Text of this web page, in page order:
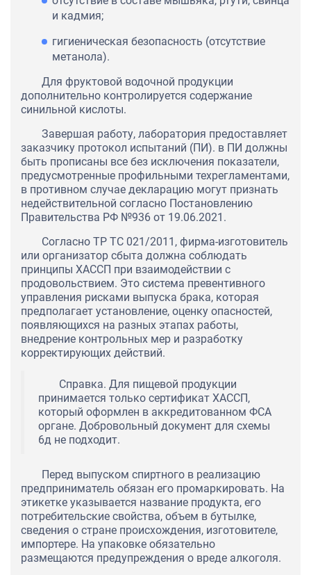
и кадмия;
гигиеническая безопасность (отсутствие
метанола).
Для фруктовой водочной продукции
дополнительно контролируется содержание
синильной кислоты.
Завершая работу, лаборатория предоставляет
заказчику протокол испытаний (ПИ). в ПИ должны
быть прописаны все без исключения показатели,
предусмотренные профильными техрегламентами,
в противном случае декларацию могут признать
недействительной согласно Постановлению
Правительства РФ №936 от 19.06.2021.
Согласно ТР ТС 021/2011, фирма-изготовитель
или организатор сбыта должна соблюдать
принципы ХАССП при взаимодействии с
продовольствием. Это система превентивного
управления рисками выпуска брака, которая
предполагает установление, оценку опасностей,
появляющихся на разных этапах работы,
внедрение контрольных мер и разработку
корректирующих действий.
Справка. Для пищевой продукции
принимается только сертификат ХАССП,
который оформлен в аккредитованном ФСА
органе. Добровольный документ для схемы
6д не подходит.
Перед выпуском спиртного в реализацию
предприниматель обязан его промаркировать. На
этикетке указывается название продукта, его
потребительские свойства, объем в бутылке,
сведения о стране происхождения, изготовителе,
импортере. На упаковке обязательно
размещаются предупреждения о вреде алкоголя.